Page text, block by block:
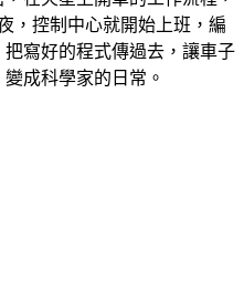
，控制中心就開始上班，編
寫好的程式傳過去，讓車子
成科學家的日常。